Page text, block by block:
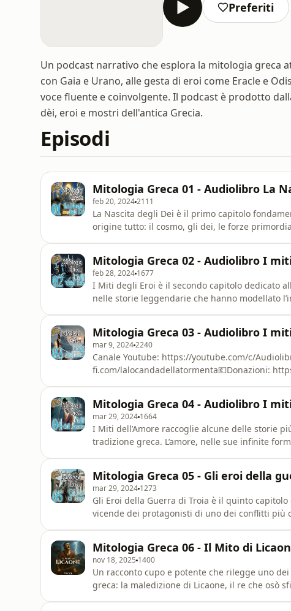
Preferiti
Un podcast narrativo che esplora la mitologia greca
con Gaia e Urano, alle gesta di eroi come Eracle e
voce fluente e coinvolgente. Il podcast è prodotto
dèi, eroi e mostri dell'antica Grecia.
Episodi
Mitologia Greca 01 - Audiolibro La
feb 20, 20242111
La Nascita degli Dei è il primo capitolo
origine tutto: il cosmo, gli dei, le forze
avreb
Mitologia Greca 02 - Audiolibro I
feb 28, 2024 1677
I Miti degli Eroi è il secondo capitolo dedicato
nelle storie leggendarie che hanno modellato
Mitologia Greca 03 - Audiolibro I
mar 9, 20242240
Canale Youtube: https://youtube.com/c/
fi.com/lalocandadellatormenta​💶Donazioni:
→ [La Locanda della Tormenta](https
Mitologia Greca 04 - Audiolibro I
mar 29, 2024 1664
I Miti dell’Amore raccoglie alcune delle storie
tradizione greca. L’amore, nelle sue infinite
Euridice,
Mitologia Greca 05 - Gli eroi della
mar 29, 2024 1273
Gli Eroi della Guerra di Troia è il quinto
vicende dei protagonisti di uno dei conflitti più
Mitologia Greca 06 - Il Mito di
nov 18, 2025 1400
Un racconto cupo e potente che rilegge uno
greca: la maledizione di Licaone, il re che osò